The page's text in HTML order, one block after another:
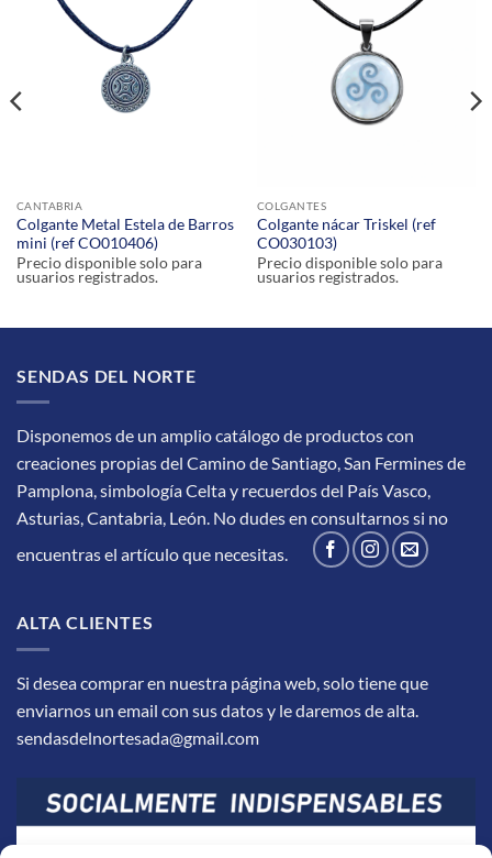
CANTABRIA
Colgante Metal Estela de Barros
mini (ref CO010406)
Precio disponible solo para
usuarios registrados.
COLGANTES
Colgante nácar Triskel (ref
CO030103)
Precio disponible solo para
usuarios registrados.
SENDAS DEL NORTE
Disponemos de un amplio catálogo de productos con
creaciones propias del Camino de Santiago, San Fermines de
Pamplona, simbología Celta y recuerdos del País Vasco,
Asturias, Cantabria, León. No dudes en consultarnos si no
encuentras el artículo que necesitas.
ALTA CLIENTES
Si desea comprar en nuestra página web, solo tiene que
enviarnos un email con sus datos y le daremos de alta.
sendasdelnortesada@gmail.com